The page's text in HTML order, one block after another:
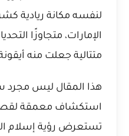
لنفسه مكانة ريادية
الإمارات، متجاوزًا
متتالية جعلت منه
هذا المقال ليس مجرد
استكشاف معمقة
تستعرض رؤية إسلام